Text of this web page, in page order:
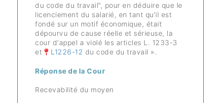
du code du travail", pour en déduire que le
licenciement du salarié, en tant qu'il est
fondé sur un motif économique, était
dépourvu de cause réelle et sérieuse, la
cour d'appel a violé les articles L. 1233-3
et
L1226-12 du code du travail ».
Réponse de la Cour
Recevabilité du moyen